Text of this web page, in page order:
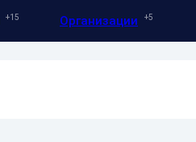
15 Организации 5